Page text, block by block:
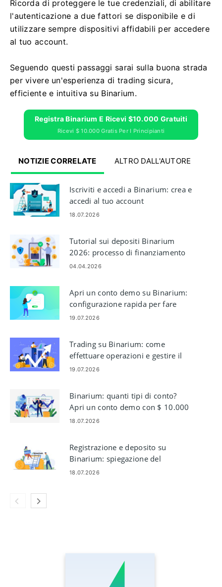
Ricorda di proteggere le tue credenziali, di abilitare
l'autenticazione a due fattori se disponibile e di
utilizzare sempre dispositivi affidabili per accedere
al tuo account.
Seguendo questi passaggi sarai sulla buona strada
per vivere un'esperienza di trading sicura,
efficiente e intuitiva su Binarium.
Registra Binarium E Ricevi $10.000 Gratuiti
Ricevi $ 10.000 Gratis Per I Principianti
NOTIZIE CORRELATE ALTRO DALL'AUTORE
Iscriviti e accedi a Binarium: crea e
accedi al tuo account
18.07.2026
Tutorial sui depositi Binarium
2026: processo di finanziamento
semplice e veloce
04.04.2026
Apri un conto demo su Binarium:
configurazione rapida per fare
pratica nel trading
19.07.2026
Trading su Binarium: come
effettuare operazioni e gestire il
rischio
19.07.2026
Binarium: quanti tipi di conto?
Apri un conto demo con $ 10.000
18.07.2026
Registrazione e deposito su
Binarium: spiegazione del
finanziamento del tuo account
18.07.2026